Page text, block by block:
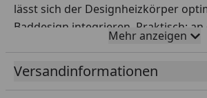
lässt sich der Designheizkörper
Baddesign integrieren. Praktisch: an
horizontalen Paneelen können Sie
trocknen und aufwärmen
Mehr anzeigen
Versandinformationen